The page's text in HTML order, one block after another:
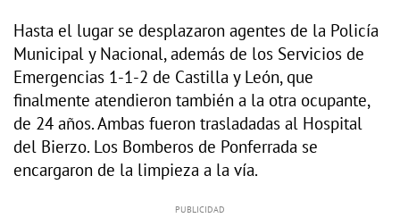
Hasta el lugar se desplazaron agentes de la Policía
Municipal y Nacional, además de los Servicios de
Emergencias 1-1-2 de Castilla y León, que
finalmente atendieron también a la otra ocupante,
de 24 años. Ambas fueron trasladadas al Hospital
del Bierzo. Los Bomberos de Ponferrada se
encargaron de la limpieza a la vía.